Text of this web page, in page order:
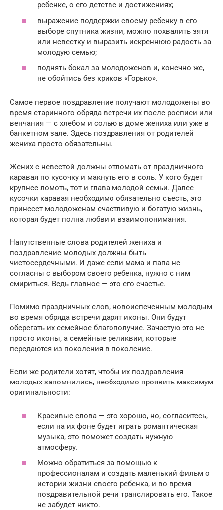
ребенке, о его детстве и достижениях;
выражение поддержки своему ребенку в его
выборе спутника жизни, можно похвалить зятя
или невестку и выразить искреннюю радость за
молодую семью;
поднять бокал за молодоженов и, конечно же,
не обойтись без криков «Горько».
Самое первое поздравление получают молодожены во
время старинного обряда встречи их после росписи или
венчания — с хлебом и солью в доме жениха или уже в
банкетном зале. Здесь поздравления от родителей
жениха просто обязательны.
Жених с невестой должны отломать от праздничного
каравая по кусочку и макнуть его в соль. У кого будет
крупнее ломоть, тот и глава молодой семьи. Далее
кусочки каравая необходимо обязательно съесть, это
принесет молодоженам счастливую и богатую жизнь,
которая будет полна любви и взаимопонимания.
Напутственные слова родителей жениха и
поздравление молодых должны быть
чистосердечными. И даже если мама и папа не
согласны с выбором своего ребенка, нужно с ним
смириться. Ведь главное — это его счастье.
Помимо праздничных слов, новоиспеченным молодым
во время обряда встречи дарят иконы. Они будут
оберегать их семейное благополучие. Зачастую это не
просто иконы, а семейные реликвии, которые
передаются из поколения в поколение.
Если же родители хотят, чтобы их поздравления
молодых запомнились, необходимо проявить максимум
оригинальности:
Красивые слова — это хорошо, но, согласитесь,
если на их фоне будет играть романтическая
музыка, это поможет создать нужную
атмосферу.
Можно обратиться за помощью к
профессионалам и создать маленький фильм о
истории жизни своего ребенка, и во время
поздравительной речи транслировать его. Такое
не забудет никто.